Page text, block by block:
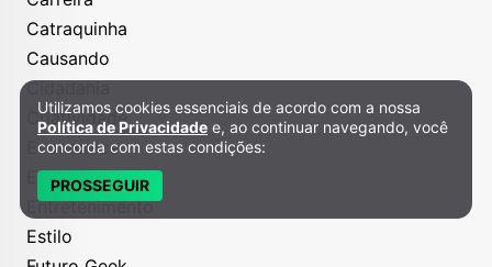
Catraquinha
Causando
Cidadania
Criatividade
Economize
Educação
Entretenimento
Estilo
Política de Privacidade e Cookies
Utilizamos cookies essenciais de acordo com a nossa
Política de Privacidade e, ao continuar navegando, você
concorda com estas condições:
PROSSEGUIR